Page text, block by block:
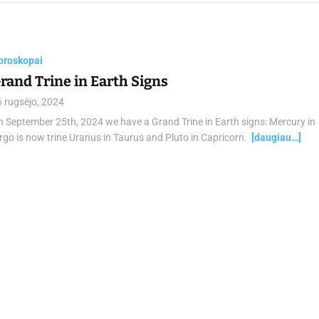
chamber.lt
Trine in Earth Signs
rugsėjo, 2024
September 25th, 2024 we have a Grand Trine in Earth signs: Mercury in
is now trine Uranus in Taurus and Pluto in Capricorn.
[daugiau…]